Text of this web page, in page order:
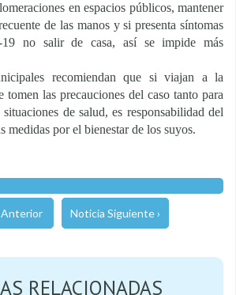
en espacios públicos, mantener
de las manos y si presenta síntomas
no salir de casa, así se impide más
recomiendan que si viajan a la
tomen las precauciones del caso tanto para
de salud, es responsabilidad del
medidas por el bienestar de los suyos.
Anterior Noticia Siguiente ›
RELACIONADAS